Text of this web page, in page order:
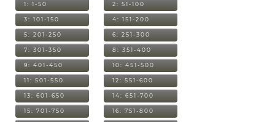
1: 1-50 2: 51-100
3: 101-150 4: 151-200
5: 201-250 6: 251-300
7: 301-350 8: 351-400
9: 401-450 10: 451-500
11: 501-550 12: 551-600
13: 601-650 14: 651-700
15: 701-750 16: 751-800